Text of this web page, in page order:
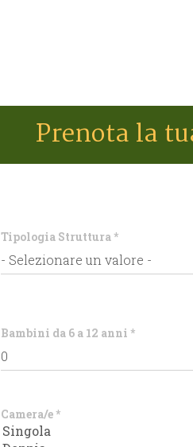
Prenota la
Tipologia Struttura*
Bambini da 6 a 12 anni *
Camera/e*